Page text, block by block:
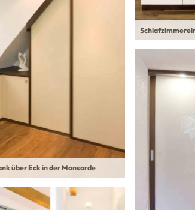
über Eck in der Mansarde